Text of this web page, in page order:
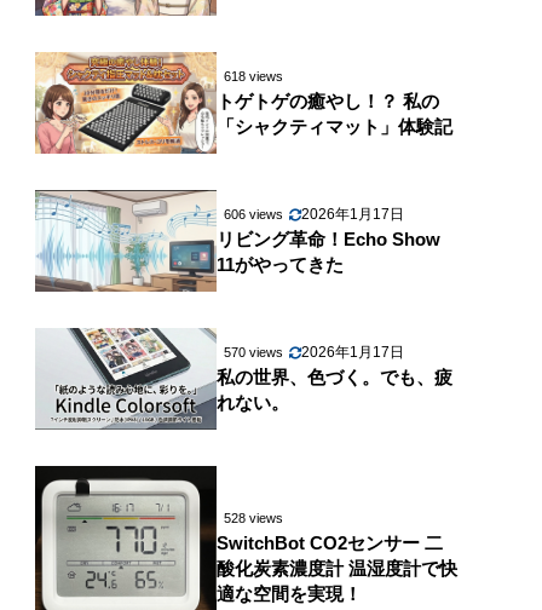
618 views
トゲトゲの癒やし！？ 私の
「シャクティマット」体験記
606 views 2026年1月17日
リビング革命！Echo Show
11がやってきた
570 views 2026年1月17日
私の世界、色づく。でも、疲
れない。
528 views
SwitchBot CO2センサー 二
酸化炭素濃度計 温湿度計で快
適な空間を実現！